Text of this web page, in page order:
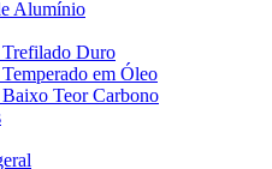
Alumínio
Duro
em Óleo
Teor Carbono